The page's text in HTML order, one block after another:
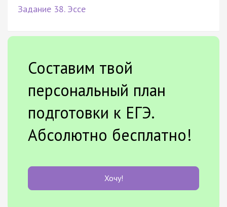
Задание 38. Эссе
Составим твой
персональный план
подготовки к ЕГЭ.
Абсолютно бесплатно!
Хочу!